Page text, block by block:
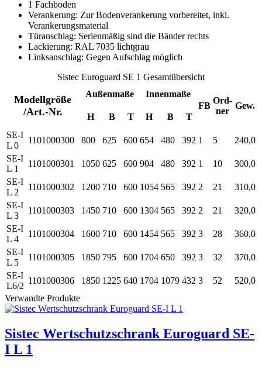
1 Fachboden
Verankerung: Zur Bodenverankerung vorbereitet, inkl.
Verankerungsmaterial
Türanschlag: Serienmäßig sind die Bänder rechts
Lackierung: RAL 7035 lichtgrau
Linksanschlag: Gegen Aufschlag möglich
Sistec Euroguard SE 1 Gesamtübersicht
Modellgröße
/Art.-Nr.
Außenmaße
Innenmaße
FB
Ord-
ner
Gew.
H
B T H B
T
SE-I
L 0
1101000300 800 625 600 654 480 392 1 5
240,0
SE-I
L 1
1101000301 1050 625 600 904 480 392 1 10
300,0
SE-I
L 2
1101000302 1200 710 600 1054 565 392 2 21
310,0
SE-I
L 3
1101000303 1450 710 600 1304 565 392 2 21
320,0
SE-I
L 4
1101000304 1600 710 600 1454 565 392 3 28
360,0
SE-I
L 5
1101000305 1850 795 600 1704 650 392 3 32
370,0
SE-I
L6/2
1101000306 1850 1225 640 1704 1079 432 3 52
520,0
Verwandte Produkte
Sistec Wertschutzschrank Euroguard SE-
I L 1